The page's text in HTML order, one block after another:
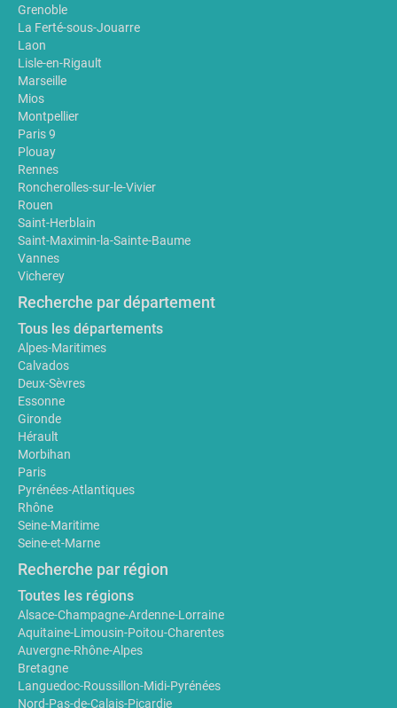
Grenoble
La Ferté-sous-Jouarre
Laon
Lisle-en-Rigault
Marseille
Mios
Montpellier
Paris 9
Plouay
Rennes
Roncherolles-sur-le-Vivier
Rouen
Saint-Herblain
Saint-Maximin-la-Sainte-Baume
Vannes
Vicherey
Recherche par département
Tous les départements
Alpes-Maritimes
Calvados
Deux-Sèvres
Essonne
Gironde
Hérault
Morbihan
Paris
Pyrénées-Atlantiques
Rhône
Seine-Maritime
Seine-et-Marne
Recherche par région
Toutes les régions
Alsace-Champagne-Ardenne-Lorraine
Aquitaine-Limousin-Poitou-Charentes
Auvergne-Rhône-Alpes
Bretagne
Languedoc-Roussillon-Midi-Pyrénées
Nord-Pas-de-Calais-Picardie